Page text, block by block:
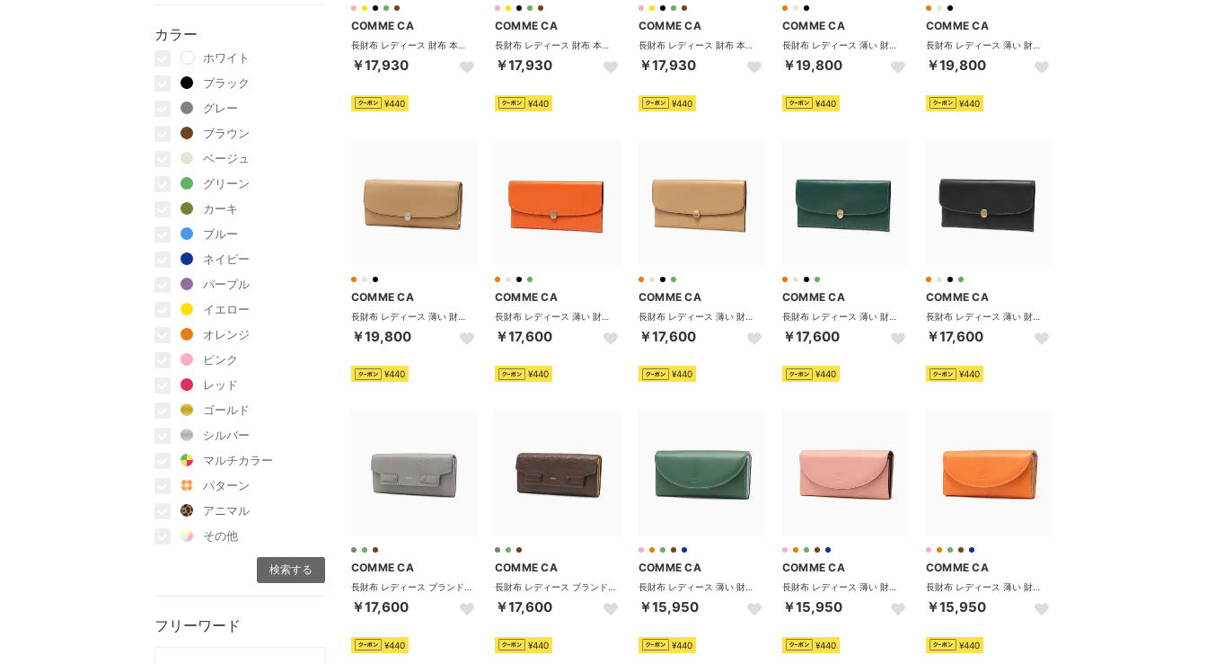
カラー
ホワイト
ブラック
グレー
ブラウン
ベージュ
グリーン
カーキ
ブルー
ネイビー
パープル
イエロー
オレンジ
ピンク
レッド
ゴールド
シルバー
マルチカラー
パターン
アニマル
その他
フリーワード
COMME CA
￥17,930
¥440
COMME CA
￥17,930
¥440
COMME CA
￥17,930
¥440
COMME CA
￥19,800
¥440
COMME CA
￥19,800
¥440
COMME CA
￥19,800
¥440
COMME CA
￥17,600
¥440
COMME CA
￥17,600
¥440
COMME CA
￥17,600
¥440
COMME CA
￥17,600
¥440
COMME CA
￥17,600
¥440
COMME CA
￥17,600
¥440
COMME CA
￥15,950
¥440
COMME CA
￥15,950
¥440
COMME CA
￥15,950
¥440